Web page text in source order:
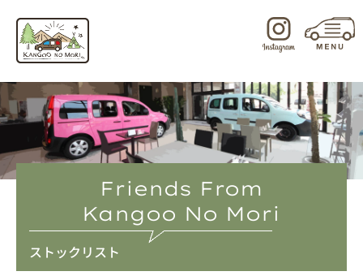
キ
ッ
プ
Friends From
Kangoo No Mori
ストックリスト